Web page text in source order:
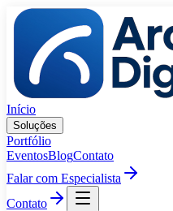
Pular para o conteúdo
Início
Soluções
Portfólio
EventosBlogContato
Falar com Especialista
Contato